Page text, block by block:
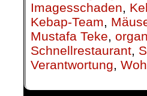
Imagesschaden,
Kebap-Team,
Mustafa Teke,
Schnellrestaurant,
Verantwortung,